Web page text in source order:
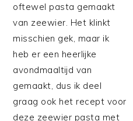
oftewel pasta gemaakt
van zeewier. Het klinkt
misschien gek, maar ik
heb er een heerlijke
avondmaaltijd van
gemaakt, dus ik deel
graag ook het recept voor
deze zeewier pasta met